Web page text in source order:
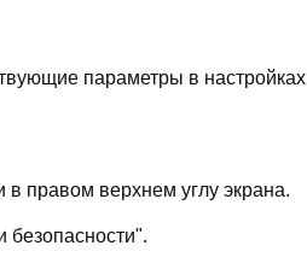
параметры в настройках
в правом верхнем углу экрана.
безопасности".